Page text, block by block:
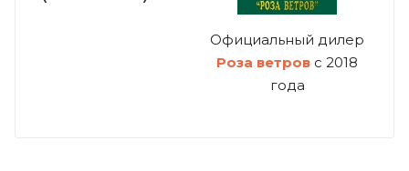
Официальный дилер
Роза ветров с 2018
года